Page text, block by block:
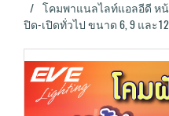
โคมพาแนลไลท์แอลอีดี ห
ปิด-เปิดทั่วไป ขนาด 6, 9 และ12 วั